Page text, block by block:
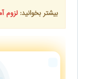
بیشتر بخوانید:لزوم